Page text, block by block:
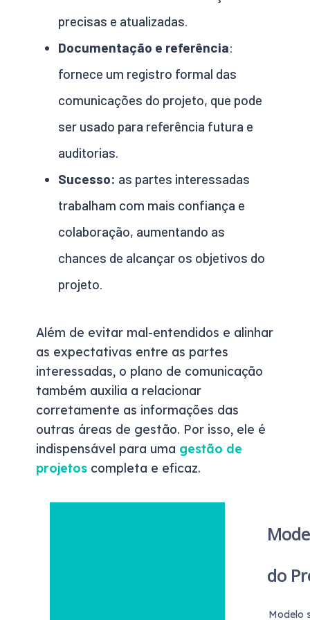
precisas e atualizadas.
Documentação e referência:
fornece um registro formal das
comunicações do projeto, que pode
ser usado para referência futura e
auditorias.
Sucesso: as partes interessadas
trabalham com mais confiança e
colaboração, aumentando as
chances de alcançar os objetivos do
projeto.
Além de evitar mal-entendidos e alinhar
as expectativas entre as partes
interessadas, o plano de comunicação
também auxilia a relacionar
corretamente as informações das
outras áreas de gestão. Por isso, ele é
indispensável para uma gestão de
projetos completa e eficaz.
do
Modelo